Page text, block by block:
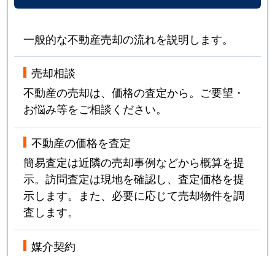
一般的な不動産売却の流れを説明します。
売却相談
不動産の売却は、価格の査定から。ご要望・
お悩み等をご相談ください。
不動産の価格を査定
簡易査定は近隣の売却事例などから概算を提
示。訪問査定は現地を確認し、査定価格を提
示します。また、必要に応じて売却物件を調
査します。
媒介契約